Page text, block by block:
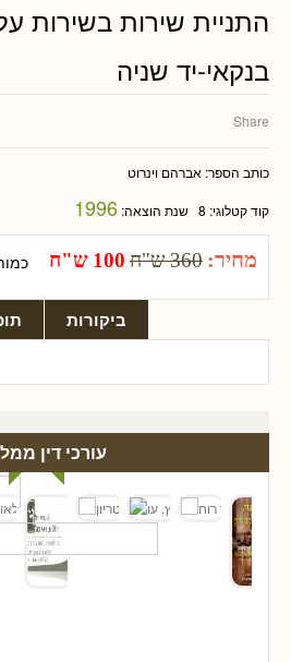
התניית שירות בשירות
בנקאי-יד שניה
Share
כותב הספר: אברהם וינרוט
קוד קטלוגי: 8 שנת הוצאה: 1996
מחיר: 360 ש"ח 100 ש"ח
ביקורות
עורכי דין